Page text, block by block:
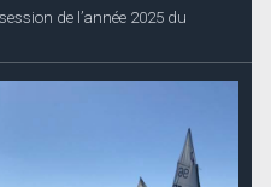
de l’année 2025 du